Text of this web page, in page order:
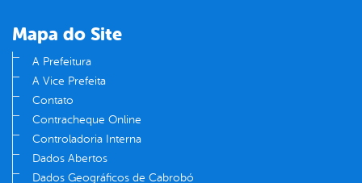
Mapa do Site
A Prefeitura
A Vice Prefeita
Contato
Contracheque Online
Controladoria Interna
Dados Abertos
Dados Geográficos de Cabrobó